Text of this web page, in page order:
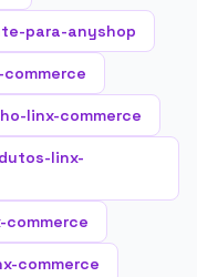
para-anyshop
linx-commerce
linx-
commerce